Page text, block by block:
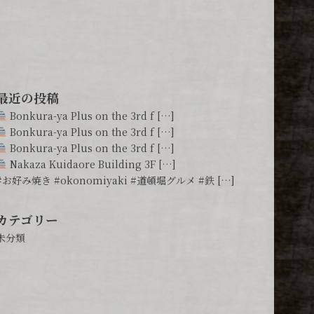
近の投稿
Bonkura-ya Plus on the 3rd f […]
Bonkura-ya Plus on the 3rd f […]
Bonkura-ya Plus on the 3rd f […]
Nakaza Kuidaore Building 3F […]
好み焼き #okonomiyaki #道頓堀グルメ #鉄 […]
テゴリー
分類